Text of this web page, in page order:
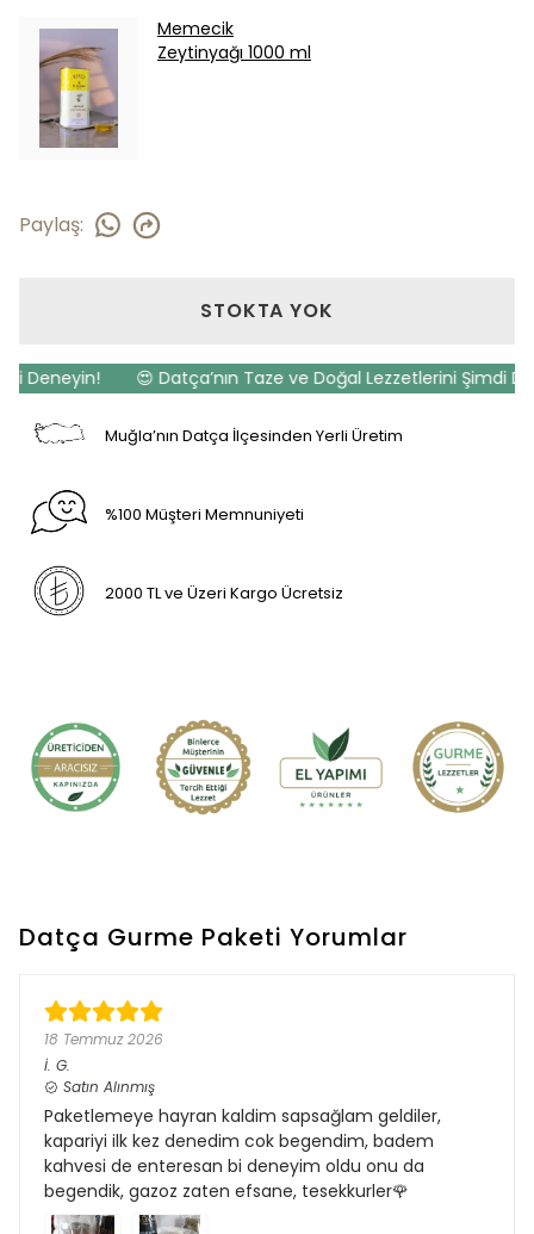
Memecik
Zeytinyağı 1000 ml
Paylaş:
STOKTA YOK
😍 Datça’nın Taze ve Doğal Lezzetlerini Şimdi
Muğla’nın Datça İlçesinden Yerli Üretim
%100 Müşteri Memnuniyeti
2000 TL ve Üzeri Kargo Ücretsiz
Datça Gurme Paketi Yorumlar
18 Temmuz 2026
İ. G.
Satın Alınmış
Paketlemeye hayran kaldim sapsağlam geldiler,
kapariyi ilk kez denedim cok begendim, badem
kahvesi de enteresan bi deneyim oldu onu da
begendik, gazoz zaten efsane, tesekkurler🌹